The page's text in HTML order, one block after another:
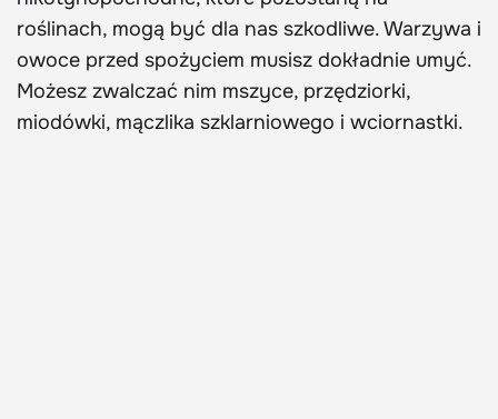
roślinach, mogą być dla nas szkodliwe. Warzywa i
owoce przed spożyciem musisz dokładnie umyć.
Możesz zwalczać nim mszyce, przędziorki,
miodówki, mączlika szklarniowego i wciornastki.